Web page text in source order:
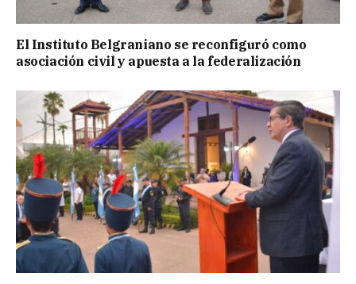
El Instituto Belgraniano se reconfiguró como
asociación civil y apuesta a la federalización